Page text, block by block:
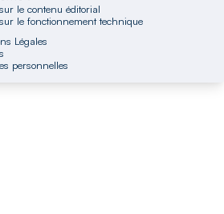
sur le contenu éditorial
sur le fonctionnement technique
Légales
personnelles